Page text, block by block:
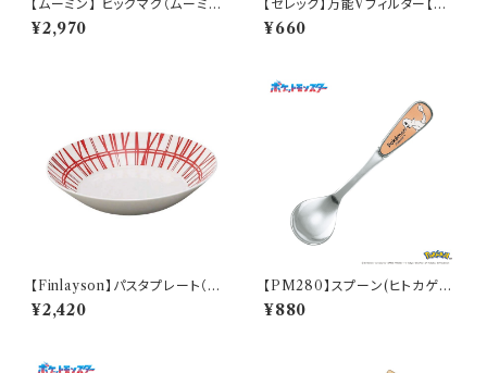
【ムーミン】 ビッグマグ（ムーミン
ハウス）【MM3200】MM3204
-35
¥2,970
【セレック】万能Vフィルター【C-
V-2WM】
¥660
【Finlayson】パスタプレート（レ
ッド）【コロナ】
¥2,420
【PM280】スプーン(ヒトカゲ)
【Daily Sketch】PM282-850
¥880